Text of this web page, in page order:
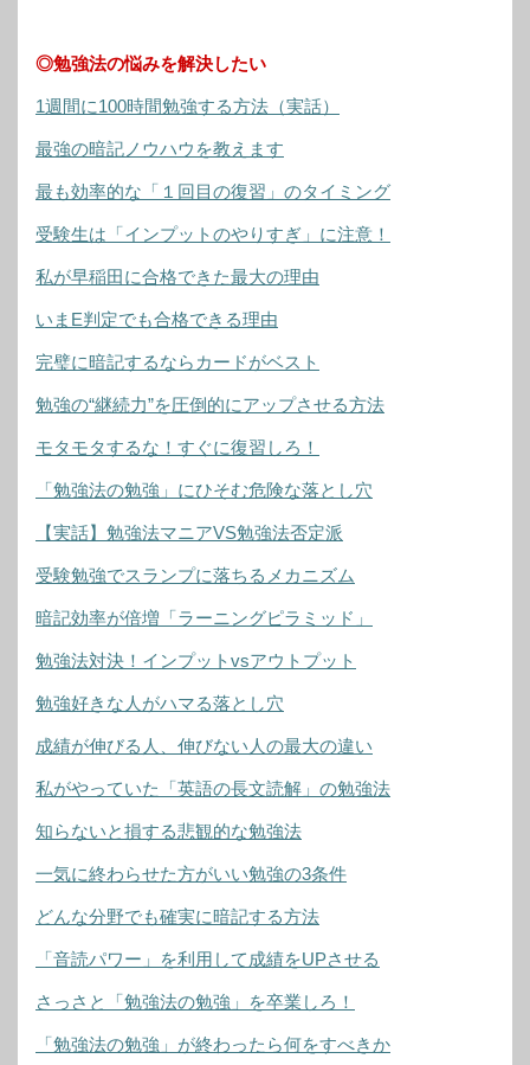
◎勉強法の悩みを解決したい
1週間に100時間勉強する方法（実話）
最強の暗記ノウハウを教えます
最も効率的な「１回目の復習」のタイミング
受験生は「インプットのやりすぎ」に注意！
私が早稲田に合格できた最大の理由
いまE判定でも合格できる理由
完璧に暗記するならカードがベスト
勉強の“継続力”を圧倒的にアップさせる方法
モタモタするな！すぐに復習しろ！
「勉強法の勉強」にひそむ危険な落とし穴
【実話】勉強法マニアVS勉強法否定派
受験勉強でスランプに落ちるメカニズム
暗記効率が倍増「ラーニングピラミッド」
勉強法対決！インプットvsアウトプット
勉強好きな人がハマる落とし穴
成績が伸びる人、伸びない人の最大の違い
私がやっていた「英語の長文読解」の勉強法
知らないと損する悲観的な勉強法
一気に終わらせた方がいい勉強の3条件
どんな分野でも確実に暗記する方法
「音読パワー」を利用して成績をUPさせる
さっさと「勉強法の勉強」を卒業しろ！
「勉強法の勉強」が終わったら何をすべきか